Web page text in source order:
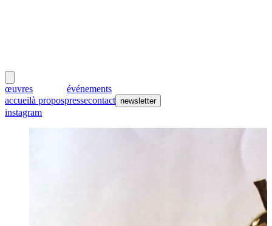
œuvres
événements
accueilà propospressecontact newsletter
instagram